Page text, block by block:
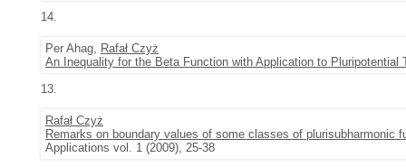
14.
Per Ahag, Rafał Czyż
An Inequality for the Beta Function with Application to Pluripotential
13.
Rafał Czyż
Remarks on boundary values of some classes of plurisubharmonic
Applications vol. 1 (2009), 25-38